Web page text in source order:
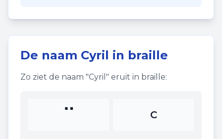
De naam Cyril in braille
Zo ziet de naam "Cyril " eruit in braille:
⠉ C